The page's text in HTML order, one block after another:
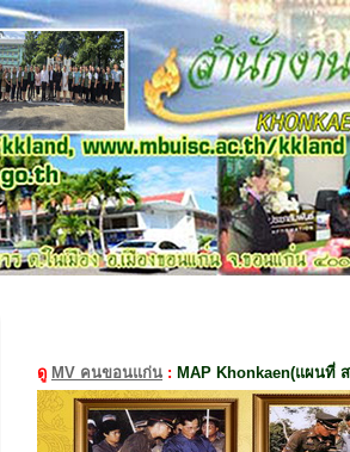
ดู MV คนขอนแก่น : MAP Khonkaen(แผนที่